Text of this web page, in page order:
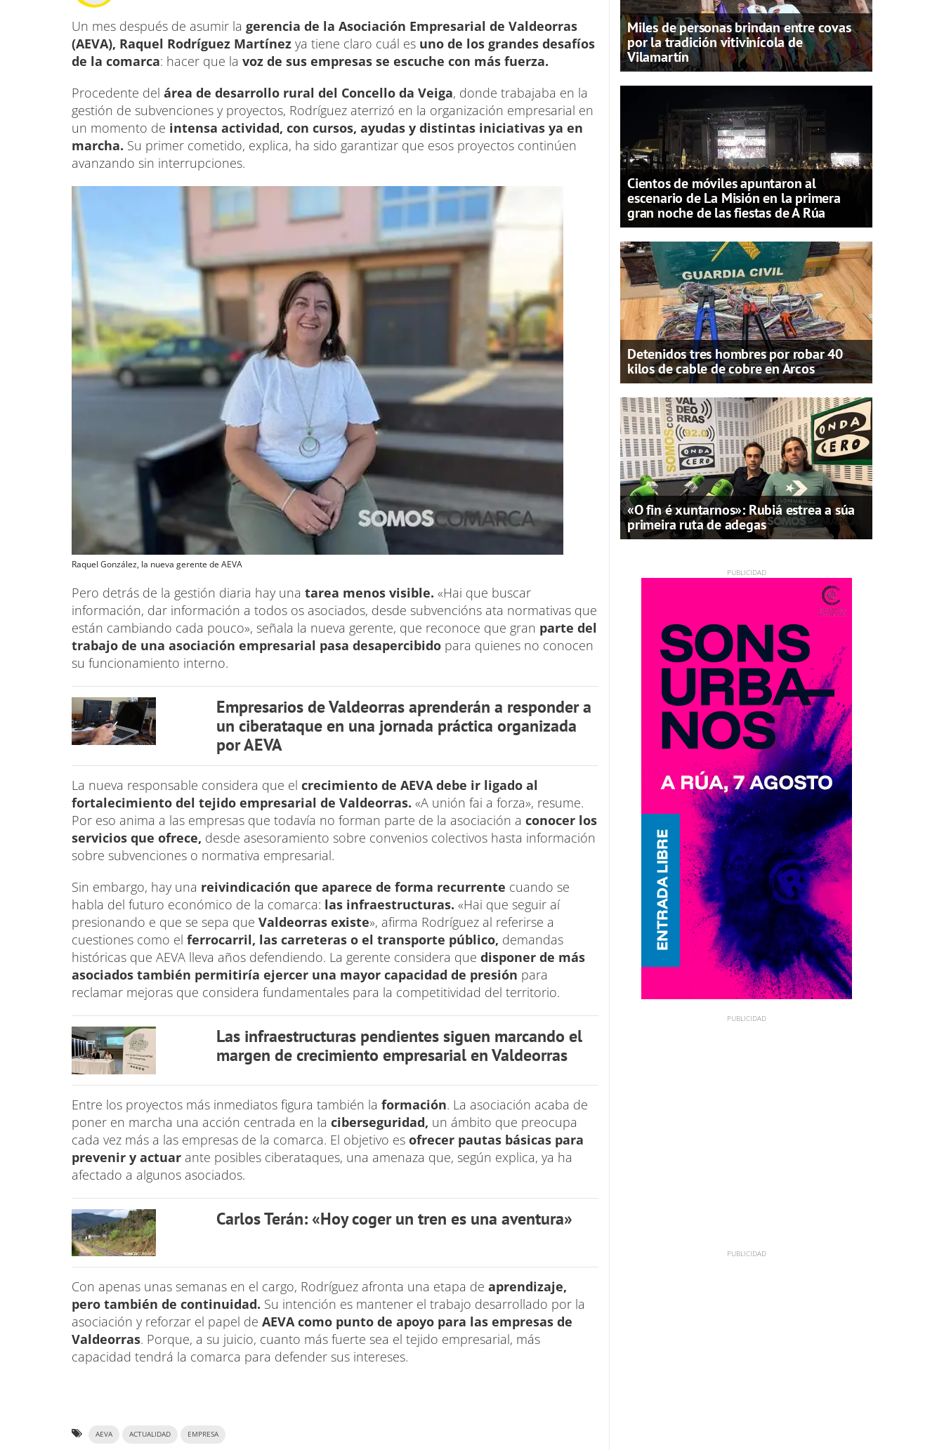
Un mes después de asumir la gerencia de la Asociación Empresarial de Valdeorras
(AEVA), Raquel Rodríguez Martínez ya tiene claro cuál es uno de los grandes desafíos
de la comarca: hacer que la voz de sus empresas se escuche con más fuerza.
Procedente del área de desarrollo rural del Concello da Veiga, donde trabajaba en la
gestión de subvenciones y proyectos, Rodríguez aterrizó en la organización empresarial en
un momento de intensa actividad, con cursos, ayudas y distintas iniciativas ya en
marcha. Su primer cometido, explica, ha sido garantizar que esos proyectos continúen
avanzando sin interrupciones.
Raquel González, la nueva gerente de AEVA
Pero detrás de la gestión diaria hay una tarea menos visible. «Hai que buscar
información, dar información a todos os asociados, desde subvencións ata normativas que
están cambiando cada pouco», señala la nueva gerente, que reconoce que gran parte del
trabajo de una asociación empresarial pasa desapercibido para quienes no conocen
su funcionamiento interno.
Empresarios de Valdeorras aprenderán a responder a
un ciberataque en una jornada práctica organizada
por AEVA
La nueva responsable considera que el crecimiento de AEVA debe ir ligado al
fortalecimiento del tejido empresarial de Valdeorras. «A unión fai a forza», resume.
Por eso anima a las empresas que todavía no forman parte de la asociación a conocer los
servicios que ofrece, desde asesoramiento sobre convenios colectivos hasta información
sobre subvenciones o normativa empresarial.
Sin embargo, hay una reivindicación que aparece de forma recurrente cuando se
habla del futuro económico de la comarca: las infraestructuras. «Hai que seguir aí
presionando e que se sepa que Valdeorras existe», afirma Rodríguez al referirse a
cuestiones como el ferrocarril, las carreteras o el transporte público, demandas
históricas que AEVA lleva años defendiendo. La gerente considera que disponer de más
asociados también permitiría ejercer una mayor capacidad de presión para
reclamar mejoras que considera fundamentales para la competitividad del territorio.
Las infraestructuras pendientes siguen marcando el
margen de crecimiento empresarial en Valdeorras
Entre los proyectos más inmediatos figura también la formación. La asociación acaba de
poner en marcha una acción centrada en la ciberseguridad, un ámbito que preocupa
cada vez más a las empresas de la comarca. El objetivo es ofrecer pautas básicas para
prevenir y actuar ante posibles ciberataques, una amenaza que, según explica, ya ha
afectado a algunos asociados.
Carlos Terán: «Hoy coger un tren es una aventura»
Con apenas unas semanas en el cargo, Rodríguez afronta una etapa de aprendizaje,
pero también de continuidad. Su intención es mantener el trabajo desarrollado por la
asociación y reforzar el papel de AEVA como punto de apoyo para las empresas de
Valdeorras. Porque, a su juicio, cuanto más fuerte sea el tejido empresarial, más
capacidad tendrá la comarca para defender sus intereses.
AEVA ACTUALIDAD EMPRESA
Miles de personas brindan entre covas
por la tradición vitivinícola de
Vilamartín
Cientos de móviles apuntaron al
escenario de La Misión en la primera
gran noche de las fiestas de A Rúa
Detenidos tres hombres por robar 40
kilos de cable de cobre en Arcos
«O fin é xuntarnos»: Rubiá estrea a súa
primeira ruta de adegas